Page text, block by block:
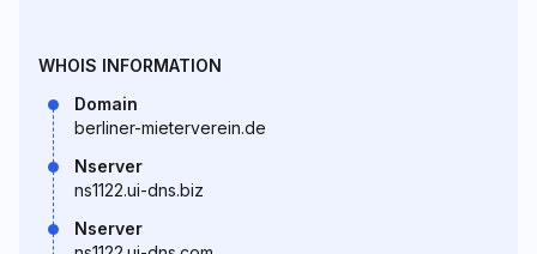
WHOIS INFORMATION
Domain
berliner-mieterverein.de
Nserver
ns1122.ui-dns.biz
Nserver